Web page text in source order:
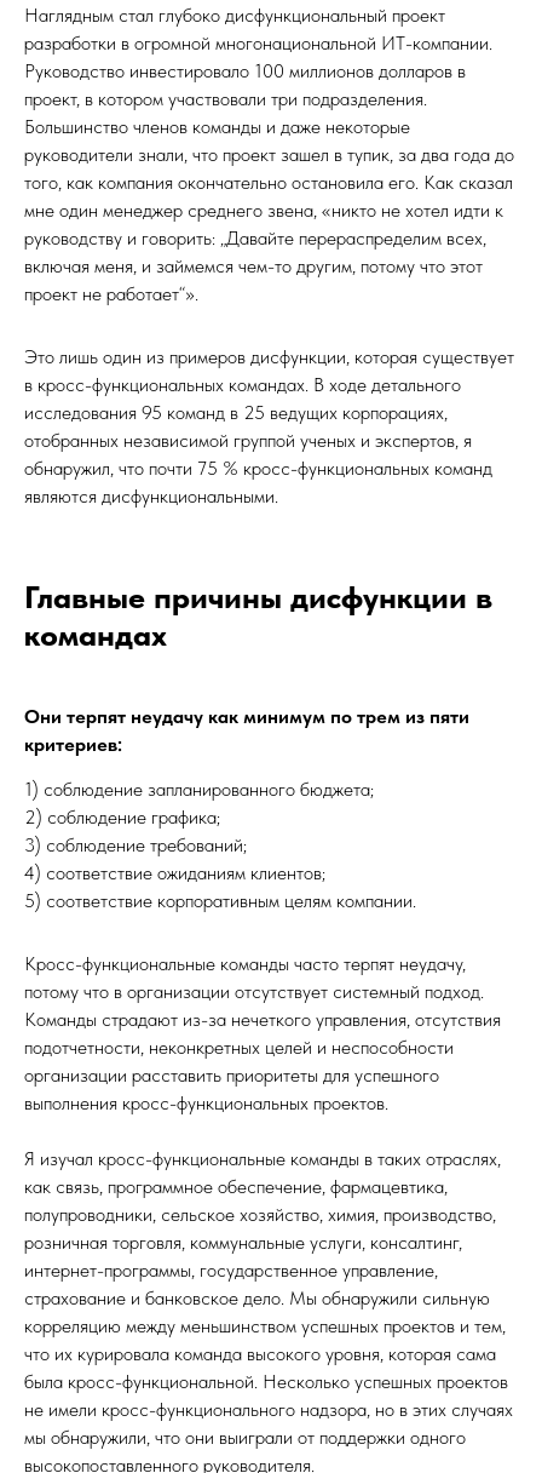
Наглядным стал глубоко дисфункциональный проект
разработки в огромной многонациональной ИТ-компании.
Руководство инвестировало 100 миллионов долларов в
проект, в котором участвовали три подразделения.
Большинство членов команды и даже некоторые
руководители знали, что проект зашел в тупик, за два года до
того, как компания окончательно остановила его. Как сказал
мне один менеджер среднего звена, «никто не хотел идти к
руководству и говорить: „Давайте перераспределим всех,
включая меня, и займемся чем-то другим, потому что этот
проект не работает“».
Это лишь один из примеров дисфункции, которая существует
в кросс-функциональных командах. В ходе детального
исследования 95 команд в 25 ведущих корпорациях,
отобранных независимой группой ученых и экспертов, я
обнаружил, что почти 75 % кросс-функциональных команд
являются дисфункциональными.
Главные причины дисфункции в
командах
Они терпят неудачу как минимум по трем из пяти
критериев:
1) соблюдение запланированного бюджета;
2) соблюдение графика;
3) соблюдение требований;
4) соответствие ожиданиям клиентов;
5) соответствие корпоративным целям компании.
Кросс-функциональные команды часто терпят неудачу,
потому что в организации отсутствует системный подход.
Команды страдают из-за нечеткого управления, отсутствия
подотчетности, неконкретных целей и неспособности
организации расставить приоритеты для успешного
выполнения кросс-функциональных проектов.
Я изучал кросс-функциональные команды в таких отраслях,
как связь, программное обеспечение, фармацевтика,
полупроводники, сельское хозяйство, химия, производство,
розничная торговля, коммунальные услуги, консалтинг,
интернет-программы, государственное управление,
страхование и банковское дело. Мы обнаружили сильную
корреляцию между меньшинством успешных проектов и тем,
что их курировала команда высокого уровня, которая сама
была кросс-функциональной. Несколько успешных проектов
не имели кросс-функционального надзора, но в этих случаях
мы обнаружили, что они выиграли от поддержки одного
высокопоставленного руководителя.